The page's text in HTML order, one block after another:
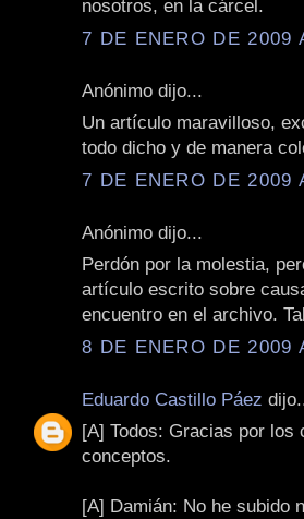
nosotros, en la cárcel.
7 DE ENERO DE 2009
Anónimo dijo...
Un artículo maravilloso,
todo dicho y de manera
7 DE ENERO DE 2009
Anónimo dijo...
Perdón por la molestia,
artículo escrito sobre
encuentro en el archivo.
8 DE ENERO DE 2009
Eduardo Castillo Páez
[A] Todos: Gracias por
conceptos.
[A] Damián: No he subido